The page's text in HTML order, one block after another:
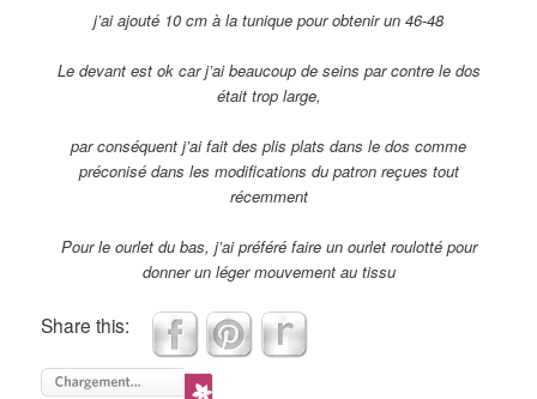
j’ai ajouté 10 cm à la tunique pour obtenir un 46-48
Le devant est ok car j’ai beaucoup de seins par contre le dos
était trop large,
par conséquent j’ai fait des plis plats dans le dos comme
préconisé dans les modifications du patron reçues tout
récemment
Pour le ourlet du bas, j’ai préféré faire un ourlet roulotté pour
donner un léger mouvement au tissu
Share this: